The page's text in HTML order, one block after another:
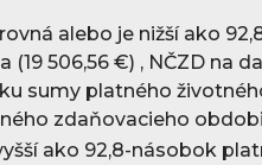
alebo je nižší ako
(19 506,56 €) , NČZD na
sumy platného
zdaňovacieho
ako 92,8-násobok